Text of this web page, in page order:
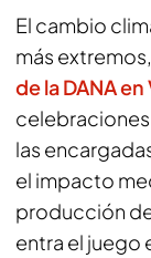
El cambio
más
de la DANA
las
el impacto
producción
entra el juego